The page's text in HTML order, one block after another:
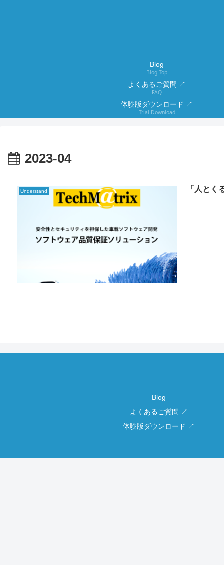
Blog
Blog Top
よくあるご質問 ↗
FAQ
体験版ダウンロード ↗
Trial Download
2023-04
Understand 「人と
Blog
よくあるご質問 ↗
体験版ダウンロード ↗